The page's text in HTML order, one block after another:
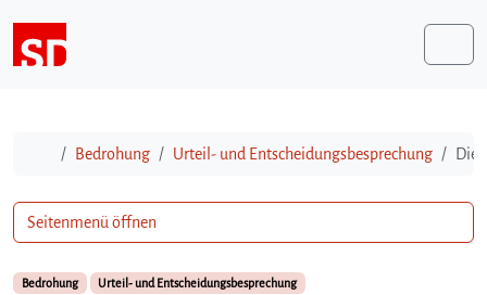
StartBedrohung Urteil- und Entscheidungsbesprechung Die
Bedrohung Urteil- und Entscheidungsbesprechung
Seitenmenü öffnen